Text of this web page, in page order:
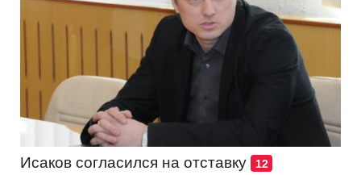
Исаков согласился на отставку 12